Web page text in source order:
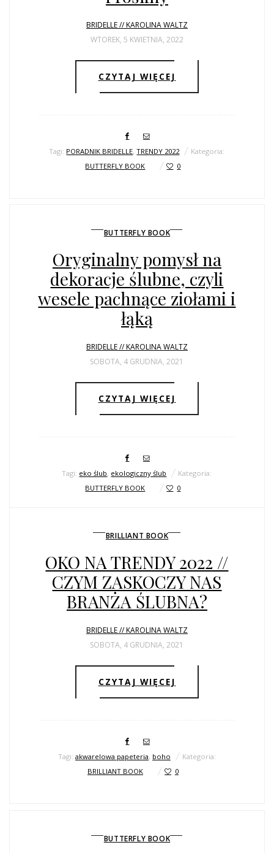
BRIDELLE // KAROLINA WALTZ
WTOREK, 5 KWIETNIA, 2022
CZYTAJ WIĘCEJ
Tagi: PORADNIK BRIDELLE,TRENDY 2022
Kategoria:
BUTTERFLY BOOK
0
BUTTERFLY BOOK
Oryginalny pomysł na
dekoracje ślubne, czyli
wesele pachnące ziołami i
łąką
BRIDELLE // KAROLINA WALTZ
SOBOTA, 4 GRUDNIA, 2021
CZYTAJ WIĘCEJ
Tagi: eko ślub, ekologiczny ślub
Kategoria:
BUTTERFLY BOOK
0
BRILLIANT BOOK
OKO NA TRENDY 2022 //
CZYM ZASKOCZY NAS
BRANŻA ŚLUBNA?
BRIDELLE // KAROLINA WALTZ
SOBOTA, 4 GRUDNIA, 2021
CZYTAJ WIĘCEJ
Tagi: akwarelowa papeteria, boho
Kategoria:
BRILLIANT BOOK
0
BUTTERFLY BOOK